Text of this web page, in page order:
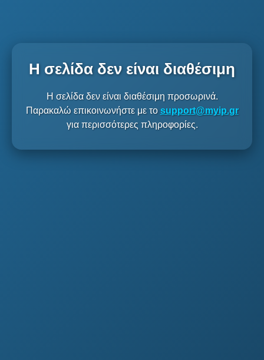
Η σελίδα δεν είναι διαθέσιμη
Η σελίδα δεν είναι διαθέσιμη προσωρινά.
Παρακαλώ επικοινωνήστε με το support@myip.gr
για περισσότερες πληροφορίες.